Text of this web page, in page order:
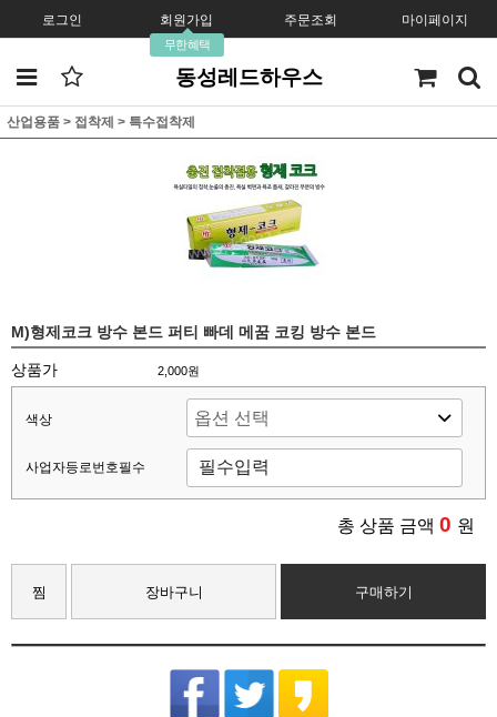
로그인 회원가입
무한혜택
주문조회 마이페이지
동성레드하우스
산업용품 > 접착제 > 특수접착제
M)형제코크 방수 본드 퍼티 빠데 메꿈 코킹 방수 본드
상품가 2,000원
색상
사업자등로번호필수
총 상품 금액 0 원
찜 장바구니 구매하기